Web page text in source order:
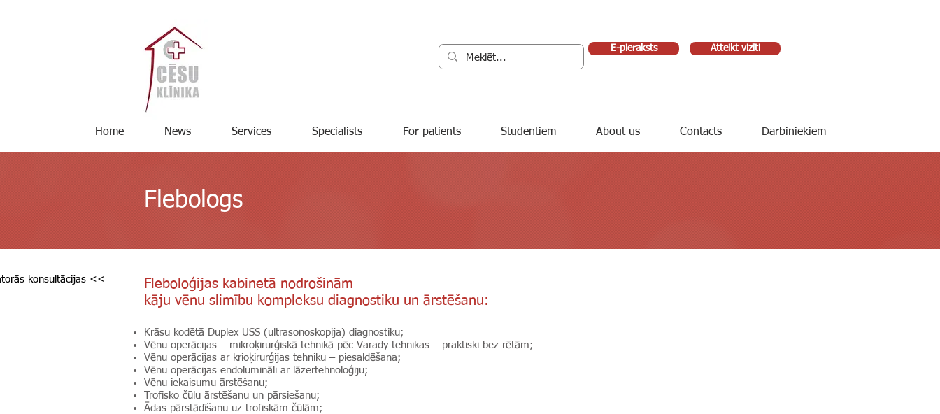
E-pieraksts Atteikt vizīti
Home News Services Specialists For patients Studentiem About us Contacts Darbiniekiem
Flebologs
konsultācijas <<
Fleboloģijas kabinetā nodrošinām
kāju vēnu slimību kompleksu diagnostiku un ārstēšanu:
Krāsu kodētā Duplex USS (ultrasonoskopija) diagnostiku;
Vēnu operācijas – mikroķirurģiskā tehnikā pēc Varady tehnikas – praktiski bez rētām;
Vēnu operācijas ar krioķirurģijas tehniku – piesaldēšana;
Vēnu operācijas endolumināli ar lāzertehnoloģiju;
Vēnu iekaisumu ārstēšanu;
Trofisko čūlu ārstēšanu un pārsiešanu;
Ādas pārstādīšanu uz trofiskām čūlām;